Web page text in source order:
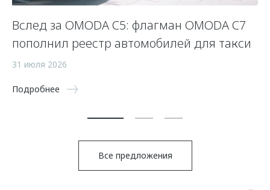
Вслед за OMODA C5: флагман OMODA C7
пополнил реестр автомобилей для такси
31 июля 2026
Подробнее
Все предложения